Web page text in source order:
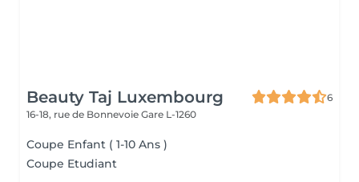
Beauty Taj Luxembourg
6
16-18, rue de Bonnevoie Gare L-1260
Coupe Enfant ( 1-10 Ans )
Coupe Etudiant